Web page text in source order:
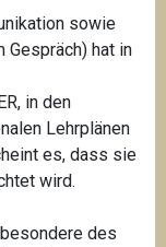
sowie
Gespräch) hat in
in den
Lehrplänen
es, dass sie
wird.
des